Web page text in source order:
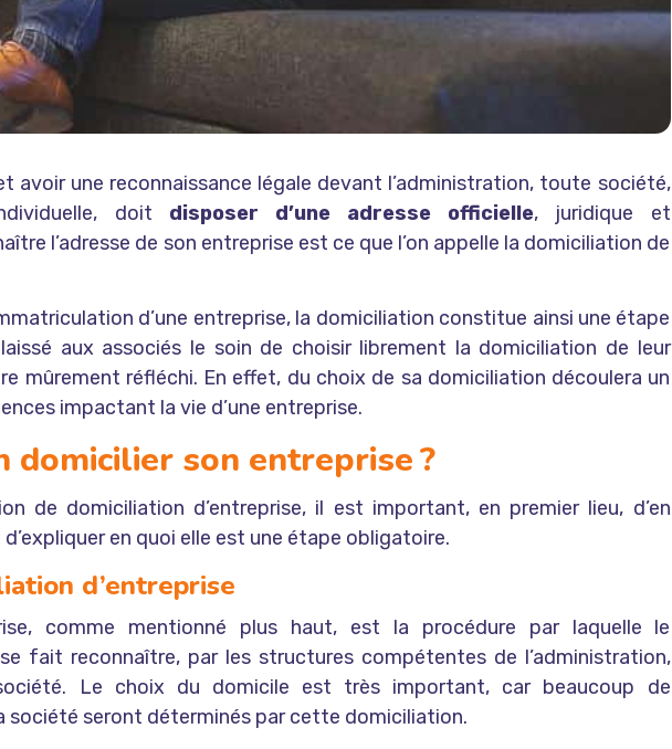
avoir une reconnaissance légale devant l’administration, toute société,
doit disposer d’une adresse officielle, juridique et
l’adresse de son entreprise est ce que l’on appelle la domiciliation de
d’une entreprise, la domiciliation constitue ainsi une étape
aux associés le soin de choisir librement la domiciliation de leur
mûrement réfléchi. En effet, du choix de sa domiciliation découlera un
impactant la vie d’une entreprise.
domicilier son entreprise ?
de domiciliation d’entreprise, il est important, en premier lieu, d’en
en quoi elle est une étape obligatoire.
d’entreprise
comme mentionné plus haut, est la procédure par laquelle le
fait reconnaître, par les structures compétentes de l’administration,
Le choix du domicile est très important, car beaucoup de
société seront déterminés par cette domiciliation.